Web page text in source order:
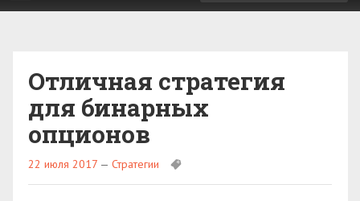
Отличная стратегия
для бинарных
опционов
22 июля 2017 — Стратегии